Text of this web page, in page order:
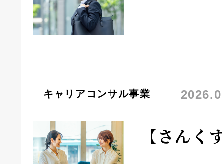
キャリアコンサル事業
【さんく